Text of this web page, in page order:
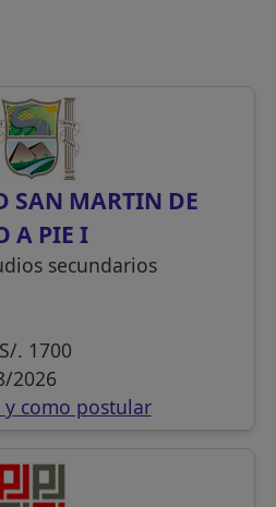
SAN MARTIN DE
A PIE I
secundarios
S/. 1700
2026
como postular